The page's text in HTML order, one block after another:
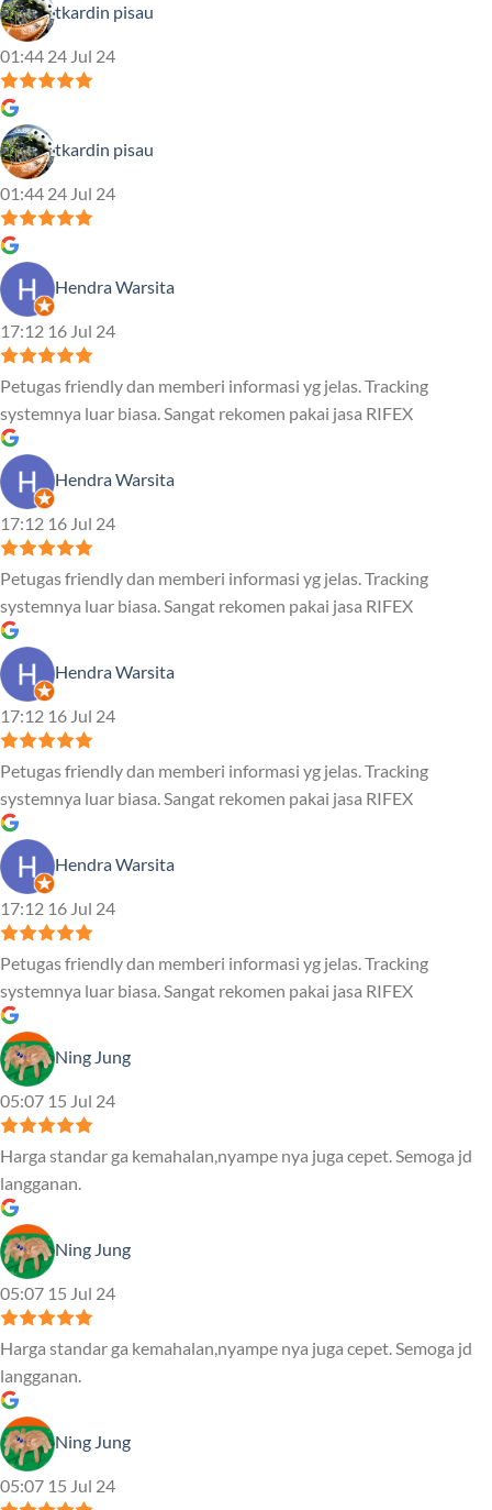
tkardin pisau
01:44 24 Jul 24
tkardin pisau
01:44 24 Jul 24
Hendra Warsita
17:12 16 Jul 24
Petugas friendly dan memberi informasi yg jelas. Tracking
systemnya luar biasa. Sangat rekomen pakai jasa RIFEX
Hendra Warsita
17:12 16 Jul 24
Petugas friendly dan memberi informasi yg jelas. Tracking
systemnya luar biasa. Sangat rekomen pakai jasa RIFEX
Hendra Warsita
17:12 16 Jul 24
Petugas friendly dan memberi informasi yg jelas. Tracking
systemnya luar biasa. Sangat rekomen pakai jasa RIFEX
Hendra Warsita
17:12 16 Jul 24
Petugas friendly dan memberi informasi yg jelas. Tracking
systemnya luar biasa. Sangat rekomen pakai jasa RIFEX
Ning Jung
05:07 15 Jul 24
Harga standar ga kemahalan,nyampe nya juga cepet. Semoga jd
langganan.
Ning Jung
05:07 15 Jul 24
Harga standar ga kemahalan,nyampe nya juga cepet. Semoga jd
langganan.
Ning Jung
05:07 15 Jul 24